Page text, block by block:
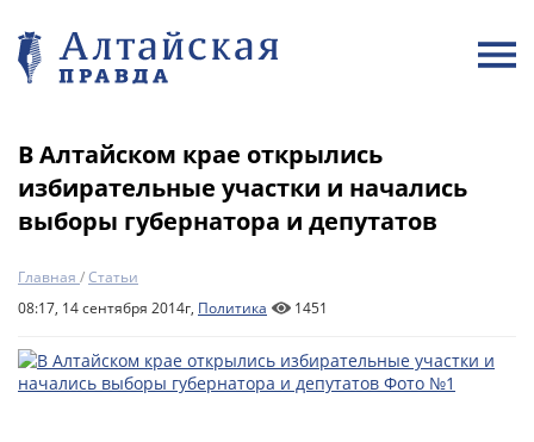
В Алтайском крае открылись
избирательные участки и начались
выборы губернатора и депутатов
Главная /Статьи
08:17, 14 сентября 2014г, Политика 1451